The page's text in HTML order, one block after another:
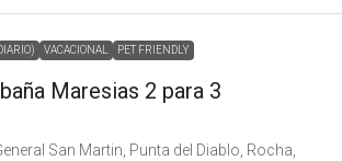
VACACIONAL PET FRIENDLY
Maresias 2 para 3
San Martin, Punta del Diablo, Rocha,